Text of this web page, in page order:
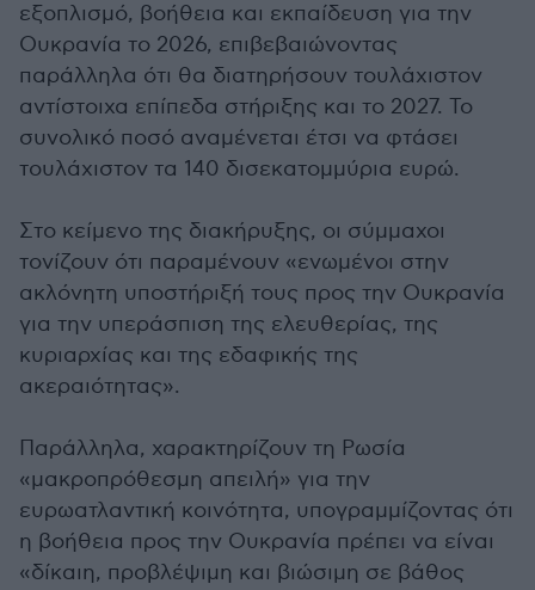
εξοπλισμό, βοήθεια και εκπαίδευση για την
Ουκρανία το 2026, επιβεβαιώνοντας
παράλληλα ότι θα διατηρήσουν τουλάχιστον
αντίστοιχα επίπεδα στήριξης και το 2027. Το
συνολικό ποσό αναμένεται έτσι να φτάσει
τουλάχιστον τα 140 δισεκατομμύρια ευρώ.
Στο κείμενο της διακήρυξης, οι σύμμαχοι
τονίζουν ότι παραμένουν «ενωμένοι στην
ακλόνητη υποστήριξή τους προς την Ουκρανία
για την υπεράσπιση της ελευθερίας, της
κυριαρχίας και της εδαφικής της
ακεραιότητας».
Παράλληλα, χαρακτηρίζουν τη Ρωσία
«μακροπρόθεσμη απειλή» για την
ευρωατλαντική κοινότητα, υπογραμμίζοντας ότι
η βοήθεια προς την Ουκρανία πρέπει να είναι
«δίκαιη, προβλέψιμη και βιώσιμη σε βάθος